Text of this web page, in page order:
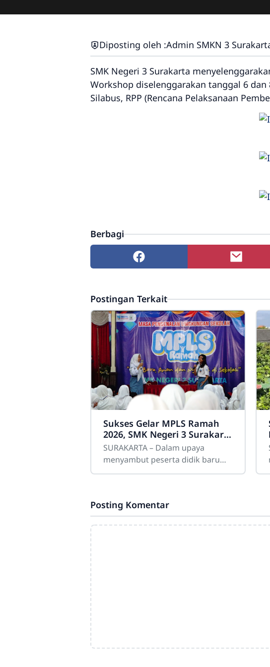
Diposting oleh :Admin SMKN 3
SMK Negeri 3 Surakarta
Workshop diselenggarakan tanggal 6
Silabus, RPP (Rencana Pelaksanaan
Berbagi
Postingan Terkait
Sukses Gelar MPLS Ramah
2026, SMK Negeri 3 Surakarta
Wujudkan Generasi "Moncer
Telu" yang Berkarakter
SURAKARTA – Dalam upaya
menyambut peserta didik baru
dengan lingkungan yang edukatif
menyelenggarakan
Posting Komentar